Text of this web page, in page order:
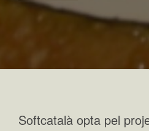
Softcatalà opta pel